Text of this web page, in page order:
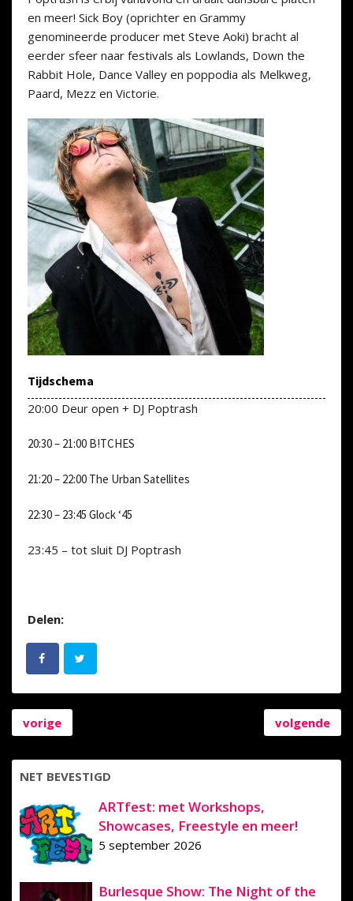
en meer! Sick Boy (oprichter en Grammy
genomineerde producer met Steve Aoki) bracht al
eerder sfeer naar festivals als Lowlands, Down the
Rabbit Hole, Dance Valley en poppodia als Melkweg,
Paard, Mezz en Victorie.
Tijdschema
20:00 Deur open + DJ Poptrash
20:30 – 21:00 B!TCHES
21:20 – 22:00 The Urban Satellites
22:30 – 23:45 Glock ‘45
23:45 – tot sluit DJ Poptrash
Delen:
vorige volgende
NET BEVESTIGD
ARTfest: met Workshops,
Showcases, Freestyle en meer!
5 september 2026
Burlesque Show: The Night of the